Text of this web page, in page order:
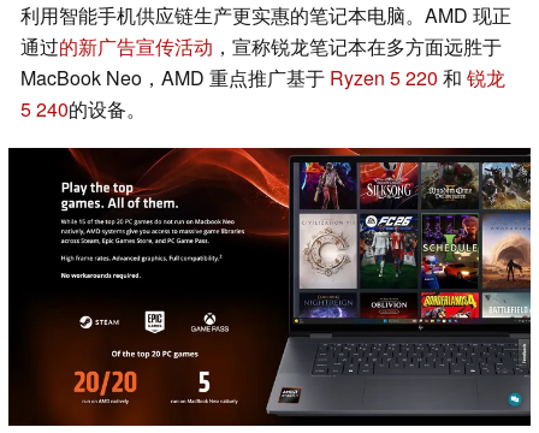
利用智能手机供应链生产更实惠的笔记本电脑。AMD 现正
通过的新广告宣传活动 ，宣称锐龙笔记本在多方面远胜于
MacBook Neo，AMD 重点推广基于 Ryzen 5 220 和 锐龙
5 240的设备。